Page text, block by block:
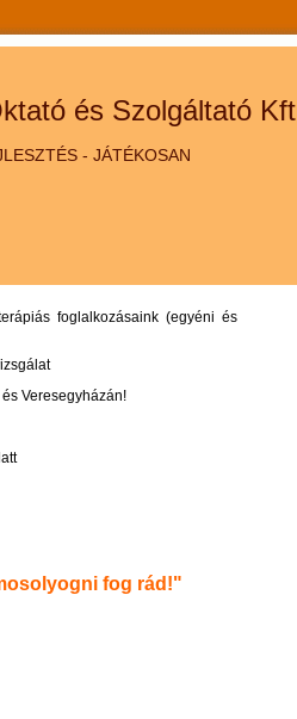
és Szolgáltató Kft
- JÁTÉKOSAN
foglalkozásaink (egyéni és
Veresegyházán!
fog rád!"